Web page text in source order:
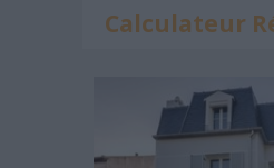
Calculateur